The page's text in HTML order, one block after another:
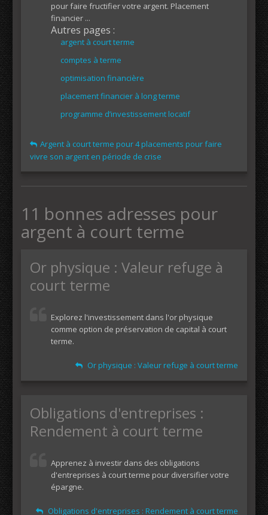
pour faire fructifier votre argent. Placement
financier ...
Autres pages :
argent à court terme
comptes à terme
optimisation financière
placement financier à long terme
programme d’investissement locatif
Argent à court terme pour 4 placements pour faire
vivre son argent en période de crise
11 bonnes adresses pour
argent à court terme
Or physique : Valeur refuge à
court terme
Explorez l'investissement dans l'or physique
comme option de préservation de capital à court
terme.
Or physique : Valeur refuge à court terme
Obligations d'entreprises :
Rendement à court terme
Apprenez à investir dans des obligations
d'entreprises à court terme pour diversifier votre
épargne.
Obligations d'entreprises : Rendement à court terme